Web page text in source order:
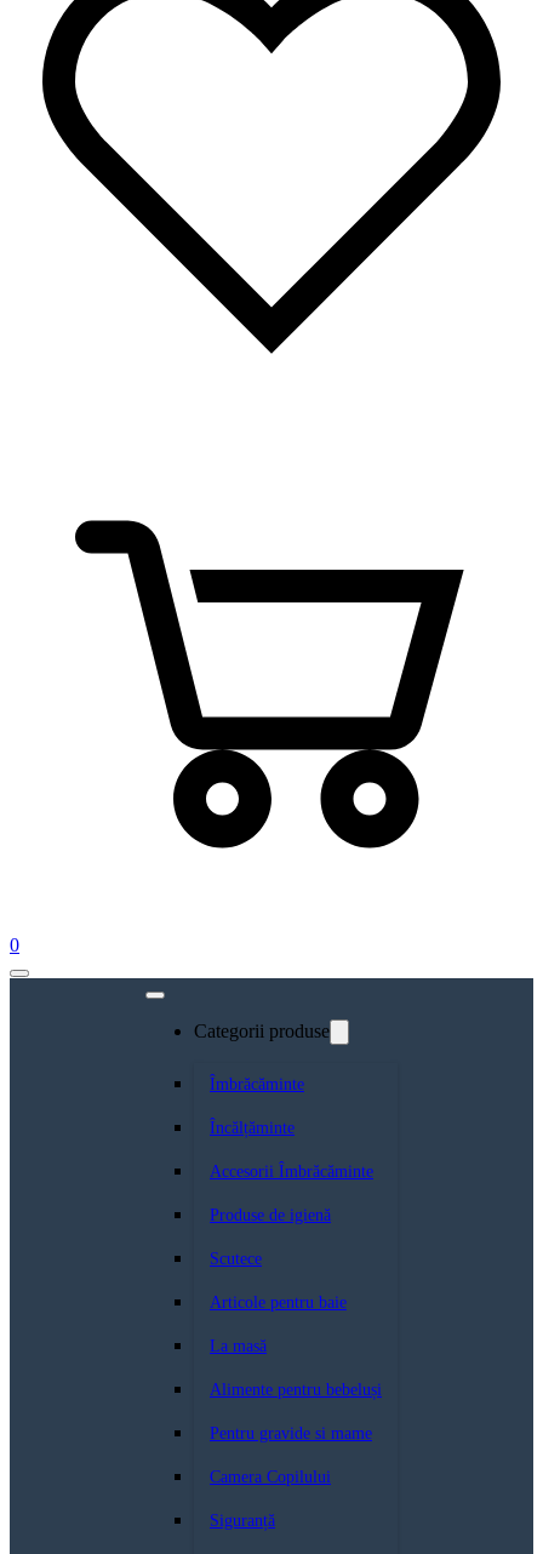
0
Categorii produse
Îmbrăcăminte
Încălțăminte
Accesorii Îmbrăcăminte
Produse de igienă
Scutece
Articole pentru baie
La masă
Alimente pentru bebeluși
Pentru gravide si mame
Camera Copilului
Siguranță